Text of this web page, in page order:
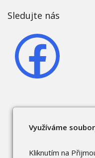
Sledujte nás
Využíváme
Kliknutím na